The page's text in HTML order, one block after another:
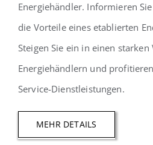
Energiehändler. Informieren
die Vorteile eines etablierten
Steigen Sie ein in einen starken
Energiehändlern und
Service-Dienstleistungen.
MEHR DETAILS